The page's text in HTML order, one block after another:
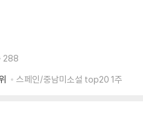
288
스페인/중남미소설 top20 1주